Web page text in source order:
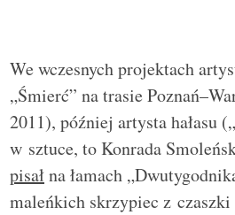
We wczesnych projektach
„Śmierć” na trasie
2011), później artysta hałasu
w sztuce, to Konrada
pisałna łamach
maleńkich skrzypiec z czaszki